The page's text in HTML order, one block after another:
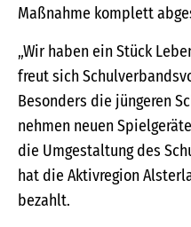
Maßnahme komplett
„Wir haben ein Stück
freut sich
Besonders die jüngeren
nehmen neuen
die Umgestaltung des
hat die Aktivregion
bezahlt.